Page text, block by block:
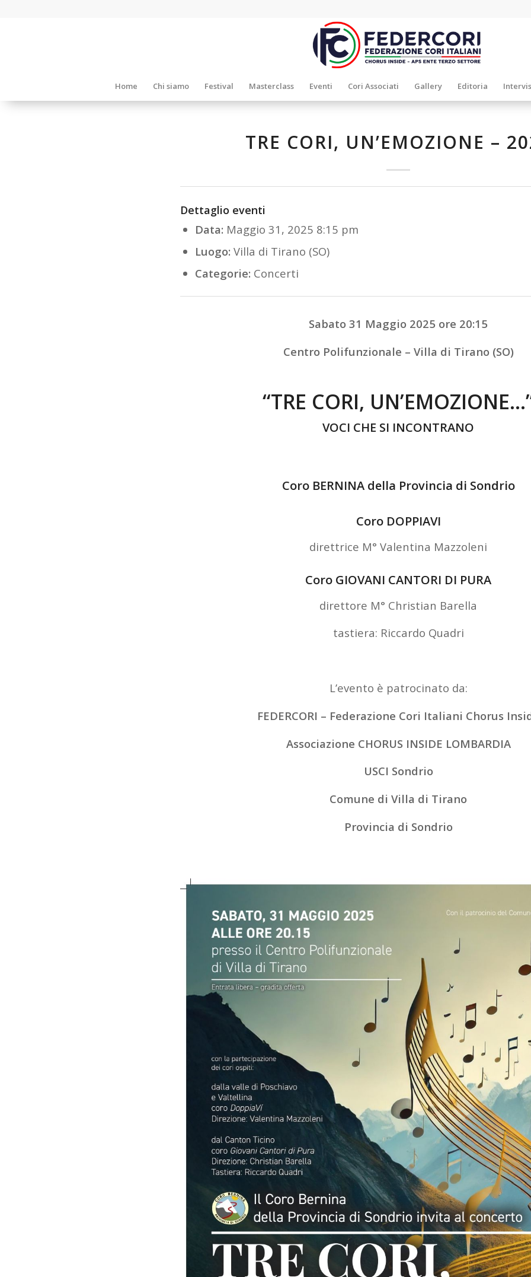
Home Chi siamo Festival Masterclass Eventi Cori Associati Gallery Editoria
TRE CORI, UN’EMOZIONE –
Dettaglio eventi
Data: Maggio 31, 2025 8:15 pm
Luogo: Villa di Tirano (SO)
Categorie: Concerti
Sabato 31 Maggio 2025 ore 20:15
Centro Polifunzionale – Villa di Tirano (SO)
“TRE CORI,
VOCI CHE SI INCONTRANO
Coro BERNINA della Provincia di Sondrio
Coro DOPPIAVI
direttrice M° Valentina Mazzoleni
Coro GIOVANI CANTORI DI PURA
direttore M° Christian Barella
tastiera: Riccardo Quadri
L’evento è patrocinato da:
FEDERCORI – Federazione Cori Italiani Chorus
Associazione CHORUS INSIDE LOMBARDIA
USCI Sondrio
Comune di Villa di Tirano
Provincia di Sondrio